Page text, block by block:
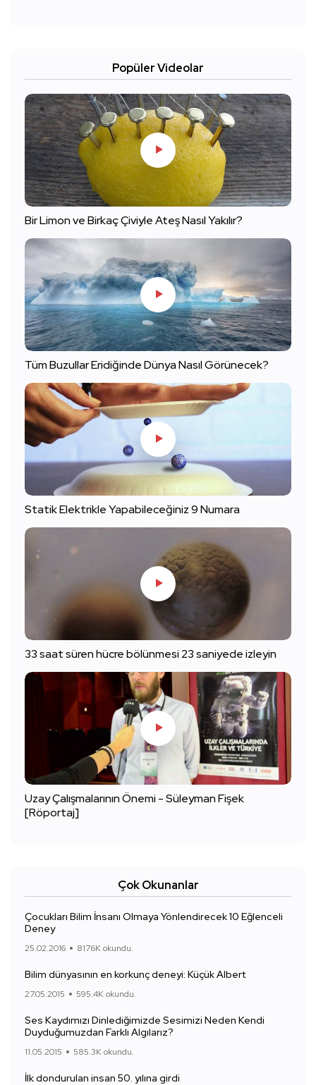
Popüler Videolar
Bir Limon ve Birkaç Çiviyle Ateş Nasıl Yakılır?
Tüm Buzullar Eridiğinde Dünya Nasıl Görünecek?
Statik Elektrikle Yapabileceğiniz 9 Numara
33 saat süren hücre bölünmesi 23 saniyede izleyin
Uzay Çalışmalarının Önemi - Süleyman Fişek
[Röportaj]
Çok Okunanlar
Çocukları Bilim İnsanı Olmaya Yönlendirecek 10 Eğlenceli
Deney
25.02.2016 817.6K okundu.
Bilim dünyasının en korkunç deneyi: Küçük Albert
27.05.2015 595.4K okundu.
Ses Kaydımızı Dinlediğimizde Sesimizi Neden Kendi
Duyduğumuzdan Farklı Algılarız?
11.05.2015 585.3K okundu.
İlk dondurulan insan 50. yılına girdi